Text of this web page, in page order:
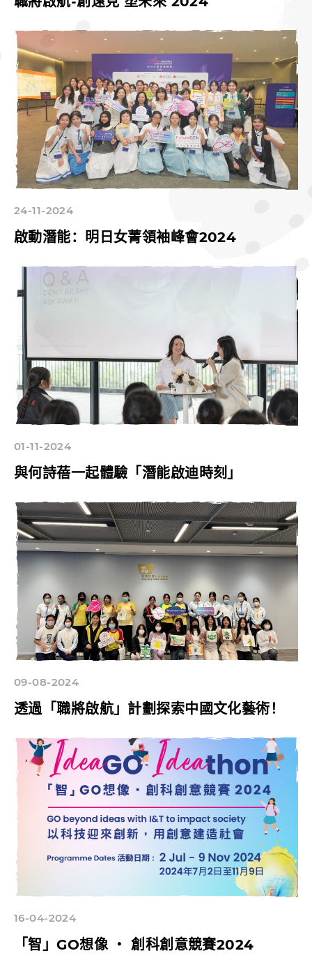
24-11-2024
啟動潛能：明日女菁領袖峰會2024
01-11-2024
與何詩蓓一起體驗「潛能啟迪時刻」
09-08-2024
透過「職將啟航」計劃探索中國文化藝術！
16-04-2024
「智」GO想像 ‧ 創科創意競賽2024